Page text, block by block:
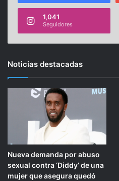
1,041
Seguidores
Noticias destacadas
Nueva demanda por abuso
sexual contra ‘Diddy’ de una
mujer que asegura quedó